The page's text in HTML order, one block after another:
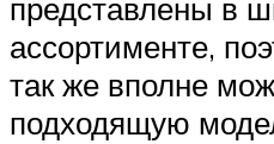
представлены в
ассортименте,
так же вполне
подходящую